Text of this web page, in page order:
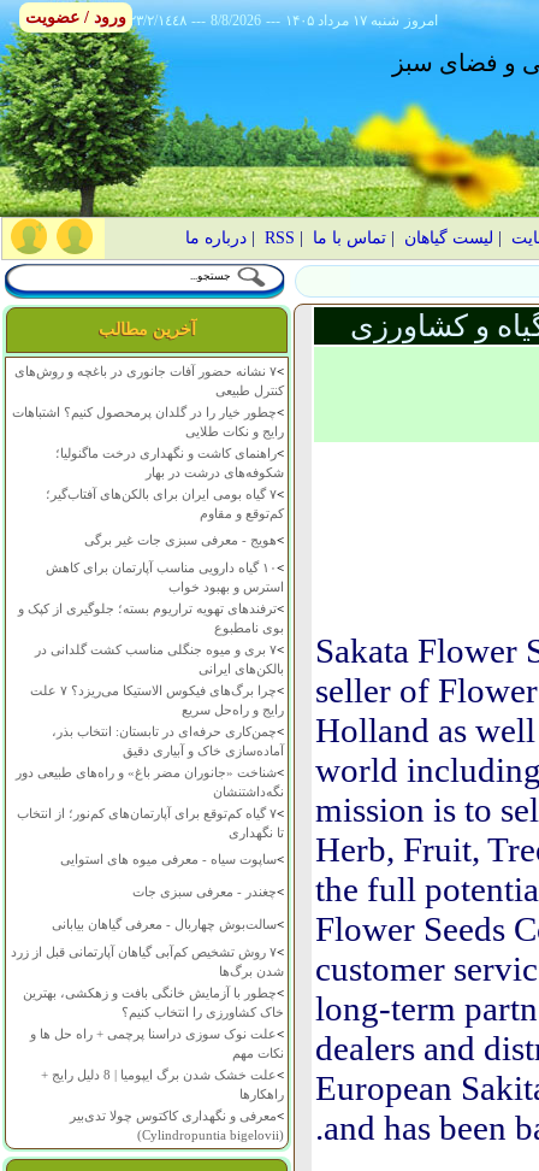
٢٣/٢/١٤٤٨ --- 8/8/2026 --- ۱۴۰۵ شنبه ۱۷ مرداد امروز
و فضای سبز
لیست گیاهان |تماس با ما RSS
|درباره ما
آخرین مطالب
>
۷ نشانه حضور آفات جانوری در باغچه و روش‌های
کنترل طبیعی
>چطور خیار را در گلدان پرمحصول کنیم؟ اشتباهات
رایج و نکات طلایی
>راهنمای کاشت و نگهداری درخت ماگنولیا؛
شکوفه‌های درشت در بهار
>
۷ گیاه بومی ایران برای بالکن‌های آفتاب‌گیر؛
کم‌توقع و مقاوم
>هویج - معرفی سبزی جات غیر برگی
>
۱۰ گیاه دارویی مناسب آپارتمان برای کاهش
استرس و بهبود خواب
>ترفندهای تهویه تراریوم بسته؛ جلوگیری از کپک و
بوی نامطبوع
>
۷ بری و میوه جنگلی مناسب کشت گلدانی در
بالکن‌های ایرانی
>
چرا برگ‌های فیکوس الاستیکا می‌ریزد؟ ۷ علت
رایج و راه‌حل سریع
>چمن‌کاری حرفه‌ای در تابستان: انتخاب بذر،
آماده‌سازی خاک و آبیاری دقیق
>شناخت «جانوران مضر باغ» و راه‌های طبیعی دور
نگه‌داشتنشان
>
۷ گیاه کم‌توقع برای آپارتمان‌های کم‌نور؛ از انتخاب
تا نگهداری
>ساپوت سیاه - معرفی میوه های استوایی
>چغندر - معرفی سبزی جات
>سالت‌بوش چهاربال - معرفی گیاهان بیابانی
>
۷ روش تشخیص کم‌آبی گیاهان آپارتمانی قبل از زرد
شدن برگ‌ها
>چطور با آزمایش خانگی بافت و زهکشی، بهترین
خاک کشاورزی را انتخاب کنیم؟
>علت نوک سوزی دراسنا پرچمی + راه حل ها و
نکات مهم
>
علت خشک شدن برگ ایپومیا | 8 دلیل رایج +
راهکارها
>معرفی و نگهداری کاکتوس چولا تدی‌بیر
(Cylindropuntia bigelovii)
و کشاورزی
Sakata Flower
seller of
Holland as
world
mission is to
Herb, Fruit,
the full
Flower Seeds
customer
long-term
dealers and
European
and has been
ورود / عضویت